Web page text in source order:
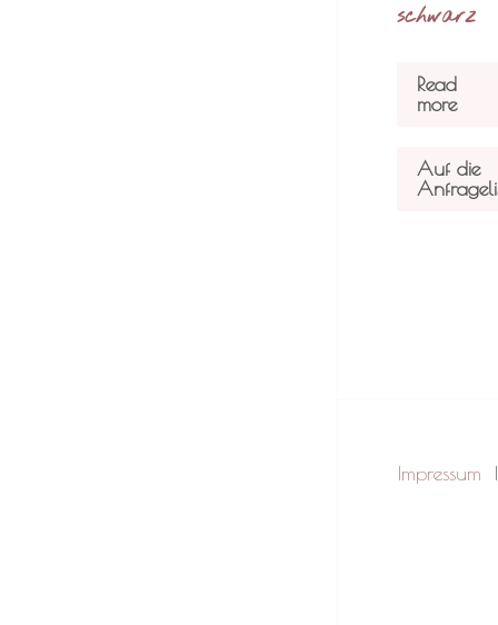
schwarz
Read
more
Auf die
Impressum